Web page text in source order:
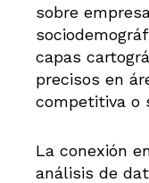
sobre
capas
precisos en
competitiva o
La conexión
análisis de